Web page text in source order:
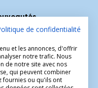
...
pour recevoir
de confidentialité
et les annonces, d'offrir
notre trafic. Nous
de notre site avec nos
qui peuvent combiner
fournies ou qu'ils ont